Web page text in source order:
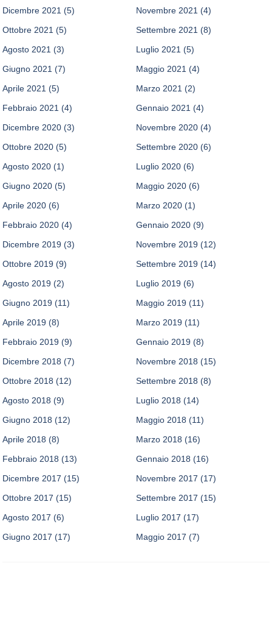
Dicembre 2021 (5) Novembre 2021 (4)
Ottobre 2021 (5) Settembre 2021 (8)
Agosto 2021 (3) Luglio 2021 (5)
Giugno 2021 (7) Maggio 2021 (4)
Aprile 2021 (5) Marzo 2021 (2)
Febbraio 2021 (4) Gennaio 2021 (4)
Dicembre 2020 (3) Novembre 2020 (4)
Ottobre 2020 (5) Settembre 2020 (6)
Agosto 2020 (1) Luglio 2020 (6)
Giugno 2020 (5) Maggio 2020 (6)
Aprile 2020 (6) Marzo 2020 (1)
Febbraio 2020 (4) Gennaio 2020 (9)
Dicembre 2019 (3) Novembre 2019 (12)
Ottobre 2019 (9) Settembre 2019 (14)
Agosto 2019 (2) Luglio 2019 (6)
Giugno 2019 (11) Maggio 2019 (11)
Aprile 2019 (8) Marzo 2019 (11)
Febbraio 2019 (9) Gennaio 2019 (8)
Dicembre 2018 (7) Novembre 2018 (15)
Ottobre 2018 (12) Settembre 2018 (8)
Agosto 2018 (9) Luglio 2018 (14)
Giugno 2018 (12) Maggio 2018 (11)
Aprile 2018 (8) Marzo 2018 (16)
Febbraio 2018 (13) Gennaio 2018 (16)
Dicembre 2017 (15) Novembre 2017 (17)
Ottobre 2017 (15) Settembre 2017 (15)
Agosto 2017 (6) Luglio 2017 (17)
Giugno 2017 (17) Maggio 2017 (7)